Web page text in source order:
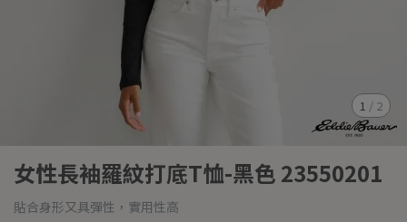
1 / 2
女性長袖羅紋打底T恤-黑色 23550201
貼合身形又具彈性，實用性高